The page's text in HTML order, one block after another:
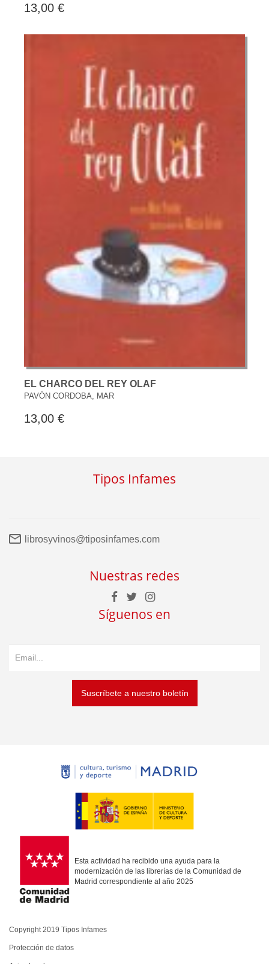
13,00 €
EL CHARCO DEL REY OLAF
PAVÓN CORDOBA, MAR
13,00 €
Tipos Infames
librosyvinos@tiposinfames.com
Nuestras redes
Síguenos en
Suscríbete a nuestro boletín
Esta actividad ha recibido una ayuda para la
modernización de las librerías de la Comunidad de
Madrid correspondiente al año 2025
Copyright 2019 Tipos Infames
Protección de datos